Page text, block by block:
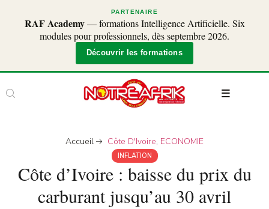
PARTENAIRE
RAF Academy— formations Intelligence Artificielle. Six
modules pour professionnels, dès septembre 2026.
Découvrir les formations
Accueil Côte D'Ivoire, ECONOMIE
INFLATION
Côte d’Ivoire : baisse du prix du
carburant jusqu’au 30 avril